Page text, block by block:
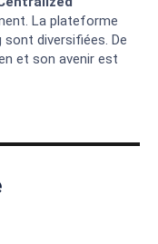
La plateforme
diversifiées. De
et son avenir est